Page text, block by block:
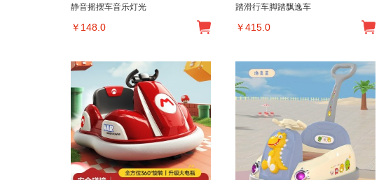
静音摇摆车音乐灯光
￥ 148.0
踏滑行车脚踏飘逸车
￥415.0